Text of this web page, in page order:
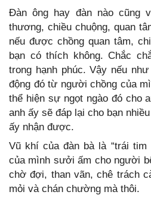
Đàn ông hay đàn nào cũng
thương, chiều chuộng, quan
nếu được chồng quan tâm,
bạn có thích không. Chắc
trong hạnh phúc. Vậy nếu
động đó từ người chồng của
thể hiện sự ngọt ngào đó cho
anh ấy sẽ đáp lại cho bạn
ấy nhận được.
Vũ khí của đàn bà là “trái tim
của mình sưởi ấm cho người
chờ đợi, than vãn, chê trách
mỏi và chán chường mà thôi.